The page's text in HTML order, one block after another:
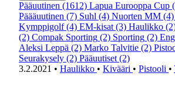
Pääuutinen (1612) Lapua Eurooppa Cup
Päääuutinen (7) Suhl (4) Nuorten MM (4)
Kymppigolf (4) EM-kisat (3) Haulikko
(2) Compak Sporting (2) Sporting (2)
Aleksi Leppä (2) Marko Talvitie (2)
Seurakysely (2) Pääuutiset (2)
3.2.2021 • Haulikko • Kivääri • Pistooli •